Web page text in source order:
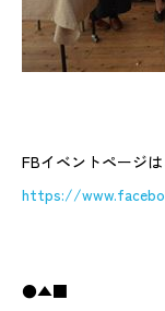
FBイベントページ
https://
●▲■